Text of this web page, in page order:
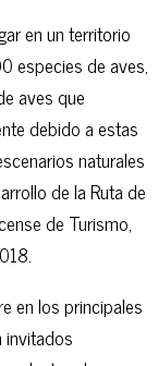
en un territorio
especies de aves,
aves que
debido a estas
naturales
de la Ruta de
de Turismo,
en los principales